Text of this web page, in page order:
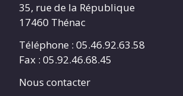
35, rue de la République
17460 Thénac
Téléphone : 05.46.92.63.58
Fax : 05.92.46.68.45
Nous contacter